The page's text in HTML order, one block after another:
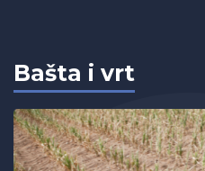
Bašta i vrt